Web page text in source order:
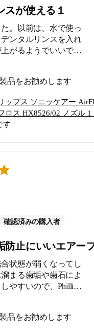
スが使える１
。以前は、水で使っ
ンタルリンスを入れ
がるようでいいで
てください。
品をお勧めします
ップス ソニッケアー
ロス HX8526/02 ノズル 1
す
確認済みの購入者
防止にいいエアー
状態が弱くなってし
まる歯垢や歯石によ
やすいので、Phillips
を2年前から使用し
フロスで歯間を掃除
品をお勧めします